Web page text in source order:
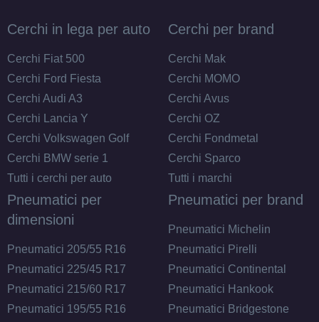
MSW Msw 85 Glossy
Black 4 fori 14" 6X14
ET37 4x108
Foro centrale: 63.4mm
Disponibile
Cerchi in lega per auto
Cerchi Fiat 500
Cerchi Ford Fiesta
Cerchi Audi A3
Cerchi Lancia Y
Cerchi Volkswagen Golf
Cerchi BMW serie 1
Tutti i cerchi per auto
Cerchi per brand
Cerchi Mak
Cerchi MOMO
Cerchi Avus
Cerchi OZ
Cerchi Fondmetal
Cerchi Sparco
Tutti i marchi
Pneumatici per
dimensioni
Pneumatici 205/55 R16
Pneumatici 225/45 R17
Pneumatici 215/60 R17
Pneumatici 195/55 R16
Pneumatici per brand
Pneumatici Michelin
Pneumatici Pirelli
Pneumatici Continental
Pneumatici Hankook
Pneumatici Bridgestone